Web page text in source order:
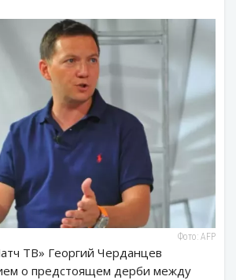
Фото: AFP
ТВ» Георгий Черданцев
о предстоящем дерби между